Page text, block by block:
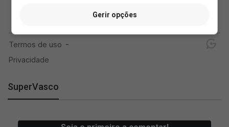
SuperVasco
Gerir opções